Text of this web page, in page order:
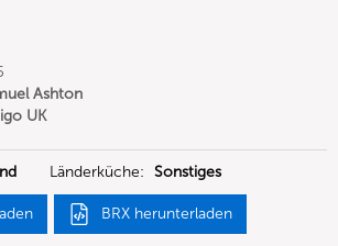
Ashton
UK
Länderküche: Sonstiges
BRX herunterladen